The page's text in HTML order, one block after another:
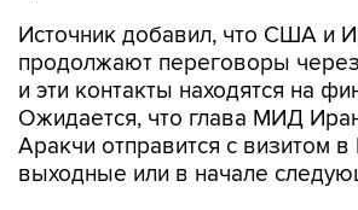
Источник добавил, что США и
продолжают переговоры
и эти контакты находятся на
Ожидается, что глава МИД
Аракчи отправится с визитом в
выходные или в начале